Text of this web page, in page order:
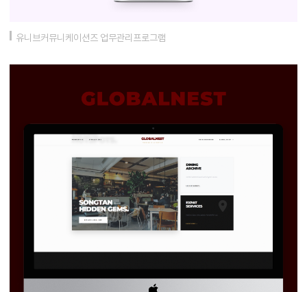
유니브커뮤니케이션즈 업무관리프로그램